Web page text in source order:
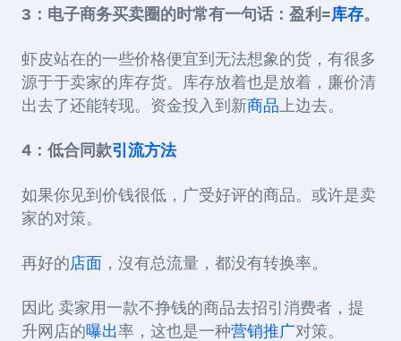
3：电子商务买卖圈的时常有一句话：盈利=库存。
虾皮站在的一些价格便宜到无法想象的货，有很多
源于于卖家的库存货。库存放着也是放着，廉价清
出去了还能转现。资金投入到新商品上边去。
4：低合同款引流方法
如果你见到价钱很低，广受好评的商品。或许是卖
家的对策。
再好的店面 ，沒有总流量，都没有转换率。
因此 卖家用一款不挣钱的商品去招引消费者，提
升网店的曝出率，这也是一种营销推广对策。